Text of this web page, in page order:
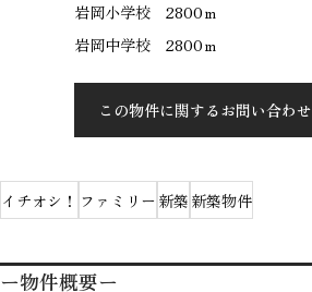
岩岡小学校 2800ｍ
岩岡中学校 2800ｍ
この物件に関するお問い合わせ
イチオシ！ ファミリー 新築 新築物件
ー物件概要ー